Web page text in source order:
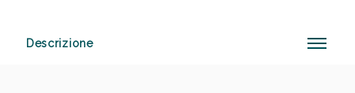
Descrizione